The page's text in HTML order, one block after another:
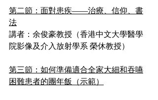
第二節：面對患疾——治療、信仰、書
法
講者：余俊豪教授（香港中文大學醫學
院影像及介入放射學系 榮休教授）
第三節：如何準備適合全家大細和吞嚥
困難患者的團年飯（示範）